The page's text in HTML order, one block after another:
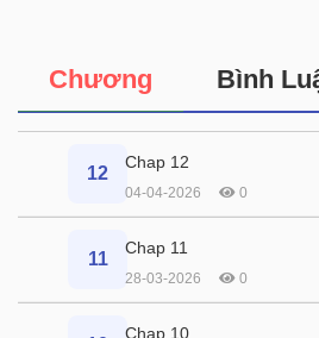
Chương Bình
12
Chap 12
04-04-2026 0
11
Chap 11
28-03-2026 0
Chap 10